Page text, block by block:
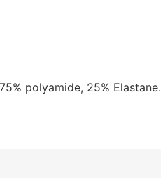
polyamide, 25% Elastane.